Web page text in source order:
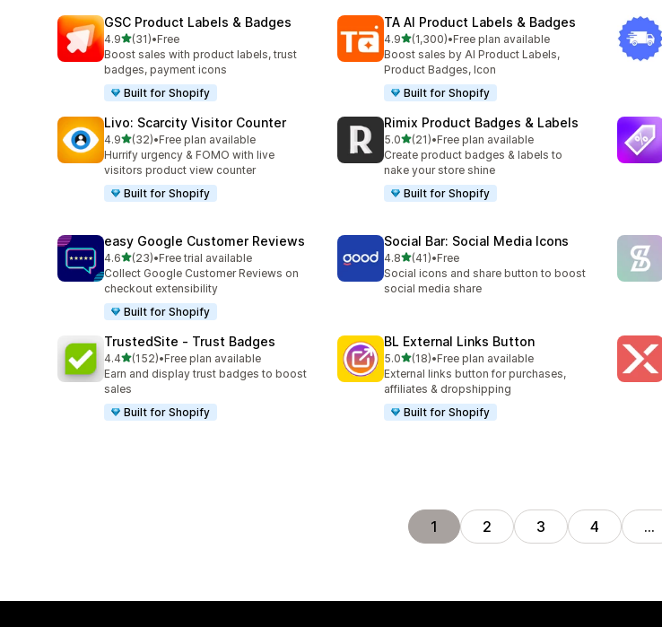
GSC Product Labels & Badges
4.9滿分 5 顆星
(31)
共有 31 則評價
•Free
Boost sales with product labels, trust
badges, payment icons
Built for Shopify
TA AI Product Labels & Badges
4.9滿分 5 顆星
(1,300)
共有 1300 則評價
•Free plan available
Boost sales by AI Product Labels,
Product Badges, Icon
Built for Shopify
Livo: Scarcity Visitor Counter
4.9滿分 5 顆星
(32)
共有 32 則評價
•Free plan available
Hurrify urgency & FOMO with live
visitors product view counter
Built for Shopify
Rimix Product Badges & Labels
5.0滿分 5 顆星
(21)
共有 21 則評價
•Free plan available
Create product badges & labels to
nake your store shine
Built for Shopify
easy Google Customer Reviews
4.6滿分 5 顆星
(23)
共有 23 則評價
•Free trial available
Collect Google Customer Reviews on
checkout extensibility
Built for Shopify
Social Bar: Social Media Icons
4.8滿分 5 顆星
(41)
共有 41 則評價
•Free
Social icons and share button to boost
social media share
TrustedSite ‑ Trust Badges
4.4滿分 5 顆星
(152)
共有 152 則評價
•Free plan available
Earn and display trust badges to boost
sales
Built for Shopify
BL External Links Button
5.0滿分 5 顆星
(18)
共有 18 則評價
•Free plan available
External links button for purchases,
affiliates & dropshipping
Built for Shopify
1 2 3 4 …